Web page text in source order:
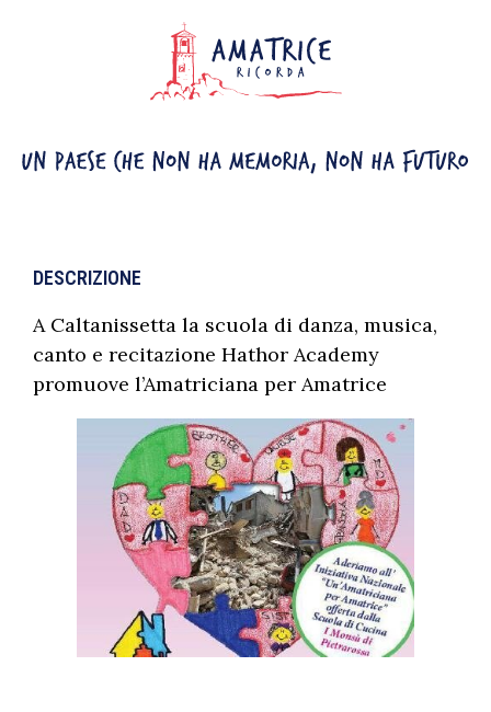
DESCRIZIONE
A Caltanissetta la scuola di danza, musica,
canto e recitazione Hathor Academy
promuove l’Amatriciana per Amatrice